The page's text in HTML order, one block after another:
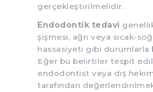
gerçekleştirilmelidir.
Endodontik tedavi
şişmesi, ağrı veya sıcak-
hassasiyeti gibi durumlarla
Eğer bu belirtiler tespit
endodontist veya diş
tarafından